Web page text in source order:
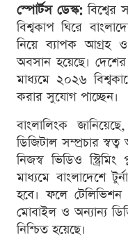
স্পোর্টস ডেস্ক:
বিশ্বকাপ ঘিরে
নিয়ে ব্যাপক আগ্রহ
অবসান হয়েছে। দেশের
মাধ্যমে ২০২৬
করার সুযোগ পাচ্ছেন।
বাংলালিংক
ডিজিটাল সম্প্রচার
নিজস্ব ভিডিও
মাধ্যমে বাংলাদেশে
হবে। ফলে টেলিভিশন
মোবাইল ও অন্যান্য
নিশ্চিত হয়েছে।